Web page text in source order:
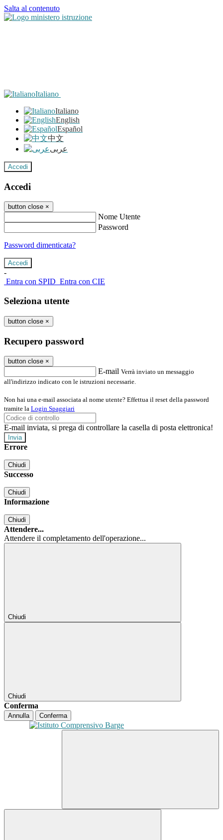
Salta al contenuto
Italiano
Italiano
English
Español
中文
عربى
Accedi
Accedi
button close ×
Nome Utente
Password
Password dimenticata?
-
Entra con SPID Entra con CIE
Seleziona utente
button close ×
Recupero password
button close ×
E-mail Verrà inviato un messaggio
all'indirizzo indicato con le istruzioni necessarie.
Non hai una e-mail associata al nome utente? Effettua il reset della password
tramite la Login Spaggiari
E-mail inviata, si prega di controllare la casella di posta elettronica!
Errore
Chiudi
Successo
Chiudi
Informazione
Chiudi
Attendere...
Attendere il completamento dell'operazione...
Chiudi
Chiudi
Conferma
Annulla Conferma